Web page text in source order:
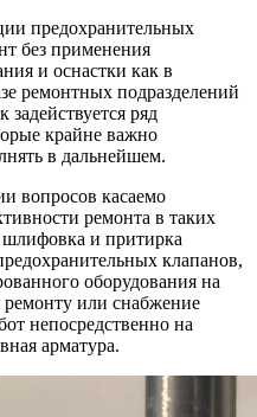
предохранительных
без применения
и оснастки как в
ремонтных подразделений
ряд
крайне важно
в дальнейшем.
вопросов касаемо
ремонта в таких
шлифовка и притирка
клапанов,
оборудования на
или снабжение
непосредственно на
арматура.